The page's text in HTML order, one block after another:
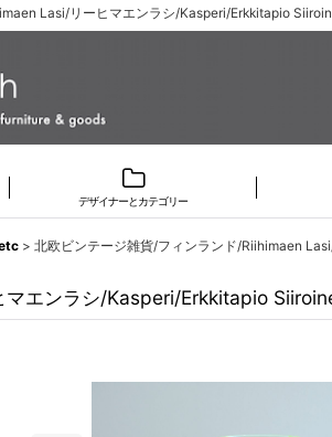
Lasi/リーヒマエンラシ/Kasperi/Erkkitapio
デザイナーとカテゴリー
> 北欧ビンテージ雑貨/フィンランド/Riihimaen
エンラシ/Kasperi/Erkkitapio